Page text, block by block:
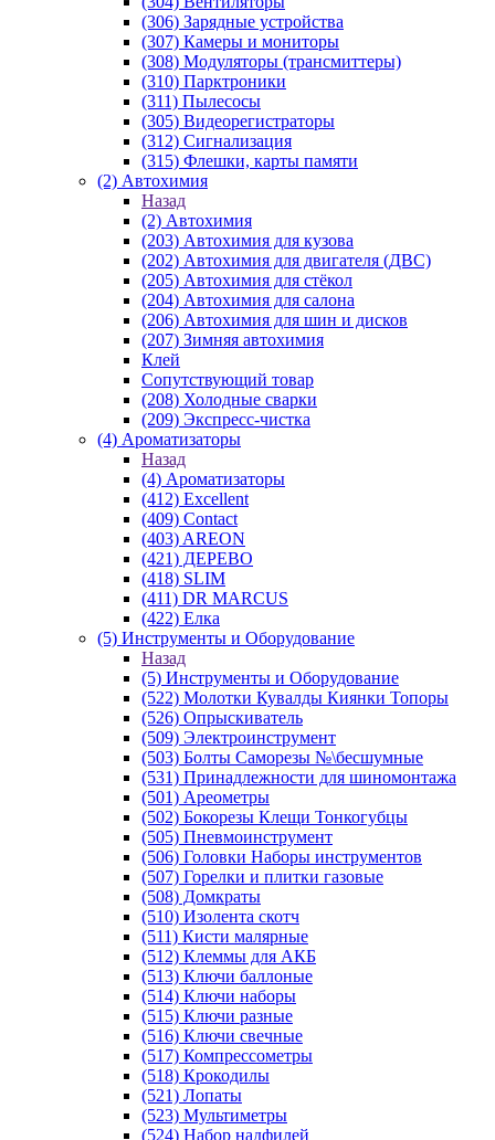
(306) Зарядные устройства
(307) Камеры и мониторы
(308) Модуляторы (трансмиттеры)
(310) Парктроники
(311) Пылесосы
(305) Видеорегистраторы
(312) Сигнализация
(315) Флешки, карты памяти
(2) Автохимия
Назад
(2) Автохимия
(203) Автохимия для кузова
(202) Автохимия для двигателя (ДВС)
(205) Автохимия для стёкол
(204) Автохимия для салона
(206) Автохимия для шин и дисков
(207) Зимняя автохимия
Клей
Сопутствующий товар
(208) Холодные сварки
(209) Экспреcс-чистка
(4) Ароматизаторы
Назад
(4) Ароматизаторы
(412) Excellent
(409) Contact
(403) AREON
(421) ДЕРЕВО
(418) SLIM
(411) DR MARCUS
(422) Елка
(5) Инструменты и Оборудование
Назад
(5) Инструменты и Оборудование
(522) Молотки Кувалды Киянки Топоры
(526) Опрыскиватель
(509) Электроинструмент
(503) Болты Саморезы №\бесшумные
(531) Принадлежности для шиномонтажа
(501) Ареометры
(502) Бокорезы Клещи Тонкогубцы
(505) Пневмоинструмент
(506) Головки Наборы инструментов
(507) Горелки и плитки газовые
(508) Домкраты
(510) Изолента скотч
(511) Кисти малярные
(512) Клеммы для АКБ
(513) Ключи баллоные
(514) Ключи наборы
(515) Ключи разные
(516) Ключи свечные
(517) Компрессометры
(518) Крокодилы
(521) Лопаты
(523) Мультиметры
(524) Набор надфилей